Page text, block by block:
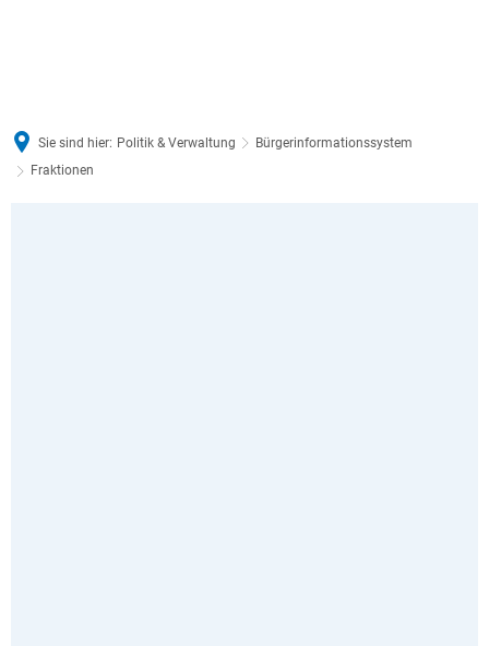
Sie sind hier: Politik & Verwaltung
Bürgerinformationssystem
Fraktionen